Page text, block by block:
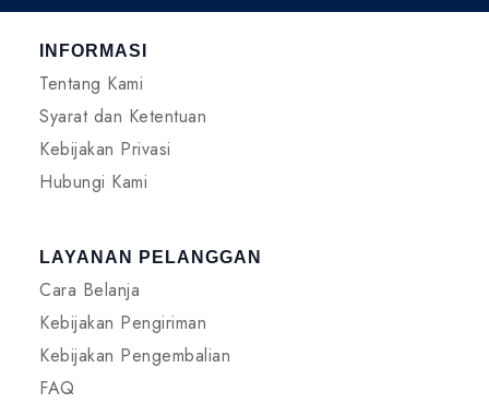
INFORMASI
Tentang Kami
Syarat dan Ketentuan
Kebijakan Privasi
Hubungi Kami
LAYANAN PELANGGAN
Cara Belanja
Kebijakan Pengiriman
Kebijakan Pengembalian
FAQ